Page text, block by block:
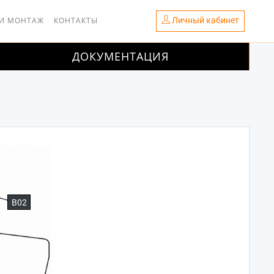
МОНТАЖ КОНТАКТЫ Личный кабинет
ДОКУМЕНТАЦИЯ
B02